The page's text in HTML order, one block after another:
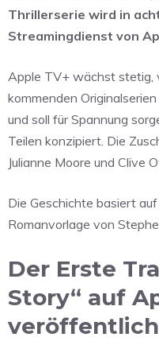
Thrillerserie wird in
Streamingdienst von
Apple TV+ wächst stetig,
kommenden
und soll für Spannung
Teilen konzipiert. Die
Julianne Moore und Clive
Die Geschichte basiert
Romanvorlage von
Der Erste
Story“ auf